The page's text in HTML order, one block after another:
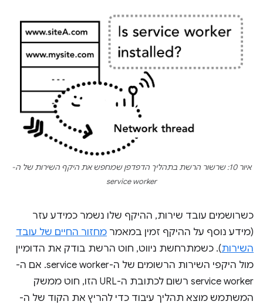
איור 10: שרשור הרשת בתהליך הדפדפן שמחפש את היקף השירות של ה-
service worker
כשרושמים עובד שירות, ההיקף שלו נשמר כמידע עזר
(מידע נוסף על ההיקף זמין במאמר מחזור החיים של עובד
השירות). כשמתרחשת ניווט, חוט הרשת בודק את הדומיין
מול היקפי השירות הרשומים של ה-service worker. אם ה-
service worker רשום לכתובת ה-URL הזו, חוט ממשק
המשתמש מוצא תהליך עיבוד כדי להריץ את הקוד של ה-